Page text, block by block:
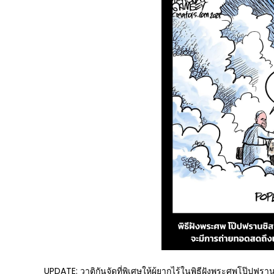
UPDATE: วาติกันจัดที่พิเศษให้ผู้ยากไร้ในพิธีฝังพระศพโป๊ปฟรา